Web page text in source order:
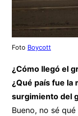
Foto Boycott
¿Cómo llegó el
¿Qué país fue la
surgimiento del
Bueno, no sé